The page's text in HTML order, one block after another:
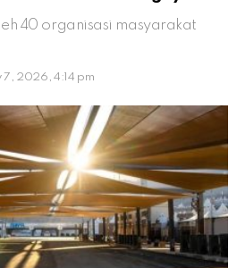
40 organisasi masyarakat
7, 2026, 4:14 pm